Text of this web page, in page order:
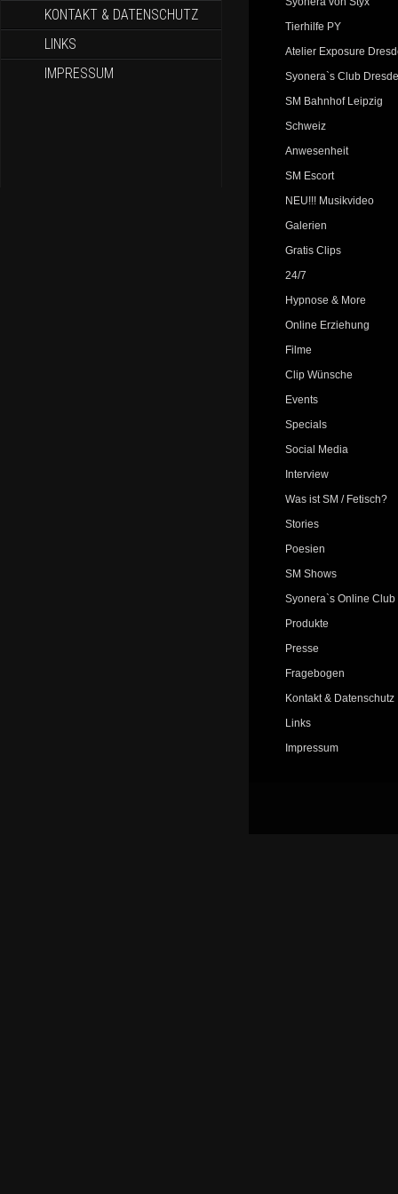
KONTAKT & DATENSCHUTZ
LINKS
IMPRESSUM
Tierhilfe PY
Atelier Exposure
Syonera`s Club
SM Bahnhof Leipzig
Schweiz
Anwesenheit
SM Escort
NEU!!! Musikvideo
Galerien
Gratis Clips
24/7
Hypnose & More
Online Erziehung
Filme
Clip Wünsche
Events
Specials
Social Media
Interview
Was ist SM / Fetisch?
Stories
Poesien
SM Shows
Syonera`s Online Club
Produkte
Presse
Fragebogen
Kontakt & Datenschutz
Links
Impressum